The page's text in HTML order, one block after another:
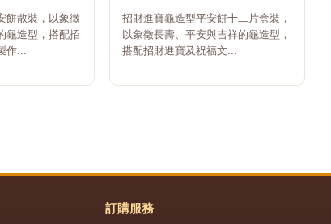
餅散裝，以象徵
龜造型，搭配招
作...
招財進寶龜造型平安餅十二片盒裝，
以象徵長壽、平安與吉祥的龜造型，
搭配招財進寶及祝福文...
訂購服務